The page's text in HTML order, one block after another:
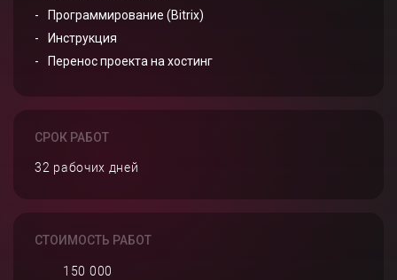
Программирование (Bitrix)
Инструкция
Перенос проекта на хостинг
СРОК РАБОТ
32 рабочих дней
СТОИМОСТЬ РАБОТ
150 000